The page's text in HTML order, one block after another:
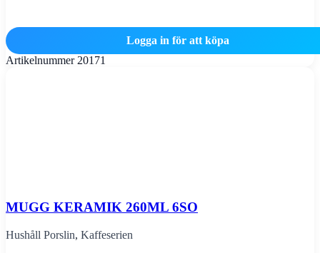
Logga in för att köpa
Artikelnummer 20171
MUGG KERAMIK 260ML 6SO
Hushåll Porslin, Kaffeserien